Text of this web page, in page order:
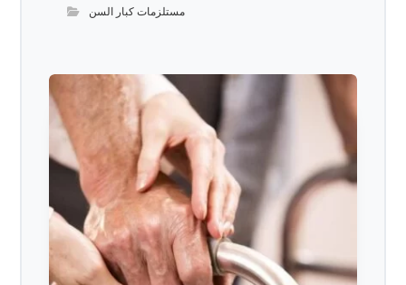
مستلزمات كبار السن